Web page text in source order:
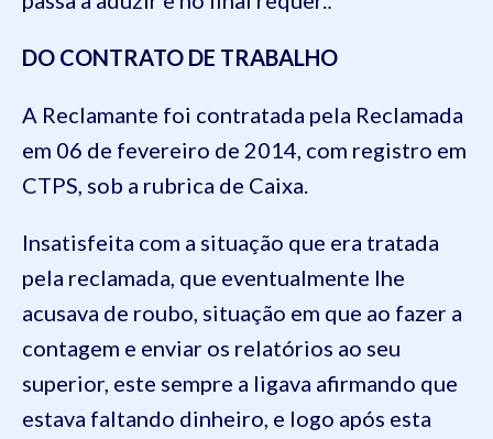
DO CONTRATO DE TRABALHO
A Reclamante foi contratada pela Reclamada
em 06 de fevereiro de 2014, com registro em
CTPS, sob a rubrica de Caixa.
Insatisfeita com a situação que era tratada
pela reclamada, que eventualmente lhe
acusava de roubo, situação em que ao fazer a
contagem e enviar os relatórios ao seu
superior, este sempre a ligava afirmando que
estava faltando dinheiro, e logo após esta